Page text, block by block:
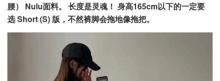
腰） Nulu面料。
长度是灵魂！ 身高165cm以下的一定要
选 Short (S) 版，不然裤脚会拖地像拖把。